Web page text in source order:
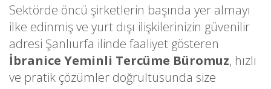
Sektörde öncü şirketlerin başında yer almayı
ilke edinmiş ve yurt dışı ilişkilerinizin güvenilir
adresi Şanlıurfa ilinde faaliyet gösteren
İbranice Yeminli Tercüme Büromuz, hızlı
ve pratik çözümler doğrultusunda size